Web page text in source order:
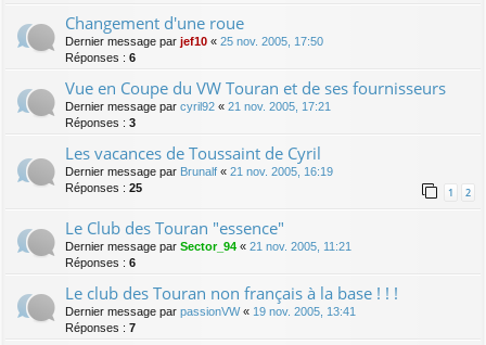
Changement d'une roue
Dernier message par jef10 « 25 nov. 2005, 17:50
Réponses : 6
Vue en Coupe du VW Touran et de ses fournisseurs
Dernier message par cyril92 « 21 nov. 2005, 17:21
Réponses : 3
Les vacances de Toussaint de Cyril
Dernier message par Brunalf « 21 nov. 2005, 16:19
Réponses : 25 1 2
Le Club des Touran "essence"
Dernier message par Sector_94 « 21 nov. 2005, 11:21
Réponses : 6
Le club des Touran non français à la base ! ! !
Dernier message par passionVW« 19 nov. 2005, 13:41
Réponses : 7